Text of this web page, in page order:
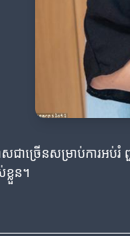
ច្រើនសម្រាប់ការអប់រំ ពួ
លួន។